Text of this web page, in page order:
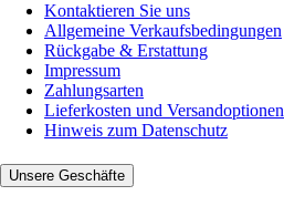
Kontaktieren Sie uns
Allgemeine Verkaufsbedingungen
Rückgabe & Erstattung
Impressum
Zahlungsarten
Lieferkosten und Versandoptionen
Hinweis zum Datenschutz
Unsere Geschäfte